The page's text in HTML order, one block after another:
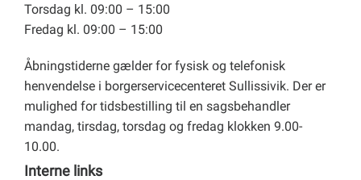
Torsdag kl. 09:00 – 15:00
Fredag kl. 09:00 – 15:00
Åbningstiderne gælder for fysisk og telefonisk
henvendelse i borgerservicecenteret Sullissivik. Der er
mulighed for tidsbestilling til en sagsbehandler
mandag, tirsdag, torsdag og fredag klokken 9.00-
10.00.
Interne links